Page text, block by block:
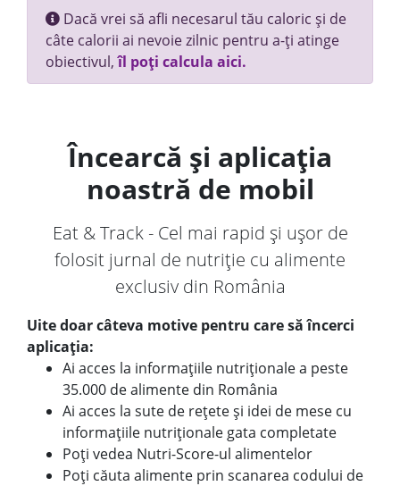
Dacă vrei să afli necesarul tău caloric și de
câte calorii ai nevoie zilnic pentru a-ți atinge
obiectivul,îl poți calcula aici.
Încearcă și aplicația
noastră de mobil
Eat & Track - Cel mai rapid și ușor de
folosit jurnal de nutriție cu alimente
exclusiv din România
Uite doar câteva motive pentru care să încerci
aplicația:
Ai acces la informațiile nutriționale a peste
35.000 de alimente din România
Ai acces la sute de rețete și idei de mese cu
informațiile nutriționale gata completate
Poți vedea Nutri-Score-ul alimentelor
Poți căuta alimente prin scanarea codului de